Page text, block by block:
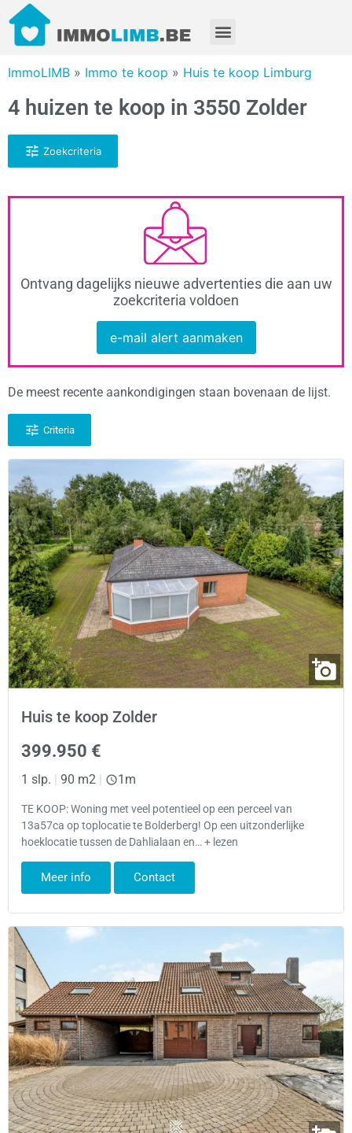
ImmoLIMB » Immo te koop » Huis te koop Limburg
4 huizen te koop in 3550 Zolder
Zoekcriteria
Ontvang dagelijks nieuwe advertenties die aan uw
zoekcriteria voldoen
e-mail alert aanmaken
De meest recente aankondigingen staan bovenaan de lijst.
Criteria
Huis te koop Zolder
399.950 €
1 slp. 90 m2 1m
TE KOOP: Woning met veel potentieel op een perceel van
13a57ca op toplocatie te Bolderberg! Op een uitzonderlijke
hoeklocatie tussen de Dahlialaan en… + lezen
Meer info Contact